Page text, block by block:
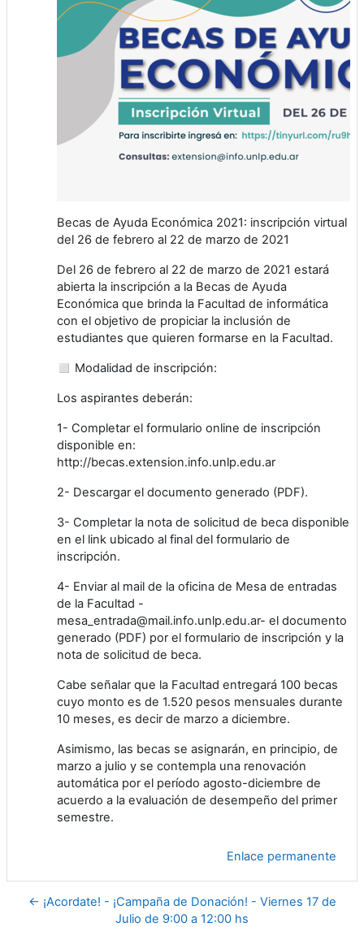
Becas de Ayuda Económica 2021: inscripción virtual
del 26 de febrero al 22 de marzo de 2021
Del 26 de febrero al 22 de marzo de 2021 estará
abierta la inscripción a la Becas de Ayuda
Económica que brinda la Facultad de informática
con el objetivo de propiciar la inclusión de
estudiantes que quieren formarse en la Facultad.
◻️ Modalidad de inscripción:
Los aspirantes deberán:
1- Completar el formulario online de inscripción
disponible en:
http://becas.extension.info.unlp.edu.ar
2- Descargar el documento generado (PDF).
3- Completar la nota de solicitud de beca disponible
en el link ubicado al final del formulario de
inscripción.
4- Enviar al mail de la oficina de Mesa de entradas
de la Facultad -
mesa_entrada@mail.info.unlp.edu.ar- el documento
generado (PDF) por el formulario de inscripción y la
nota de solicitud de beca.
Cabe señalar que la Facultad entregará 100 becas
cuyo monto es de 1.520 pesos mensuales durante
10 meses, es decir de marzo a diciembre.
Asimismo, las becas se asignarán, en principio, de
marzo a julio y se contempla una renovación
automática por el período agosto-diciembre de
acuerdo a la evaluación de desempeño del primer
semestre.
Enlace permanente
← ¡Acordate! - ¡Campaña de Donación! - Viernes 17 de
Julio de 9:00 a 12:00 hs